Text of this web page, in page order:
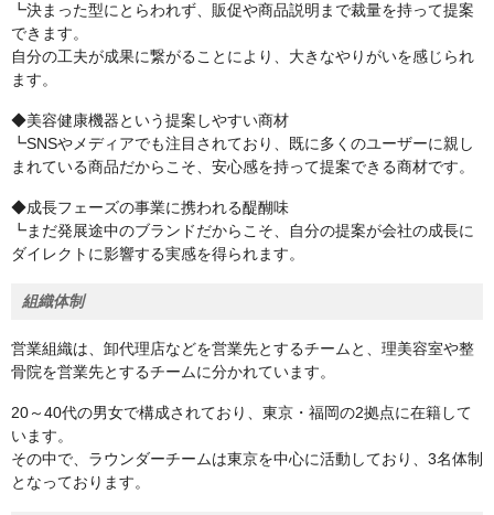
┗決まった型にとらわれず、販促や商品説明まで裁量を持って提案
できます。
自分の工夫が成果に繋がることにより、大きなやりがいを感じられ
ます。
◆美容健康機器という提案しやすい商材
┗SNSやメディアでも注目されており、既に多くのユーザーに親し
まれている商品だからこそ、安心感を持って提案できる商材です。
◆成長フェーズの事業に携われる醍醐味
┗まだ発展途中のブランドだからこそ、自分の提案が会社の成長に
ダイレクトに影響する実感を得られます。
組織体制
営業組織は、卸代理店などを営業先とするチームと、理美容室や整
骨院を営業先とするチームに分かれています。
20～40代の男女で構成されており、東京・福岡の2拠点に在籍して
います。
その中で、ラウンダーチームは東京を中心に活動しており、3名体制
となっております。